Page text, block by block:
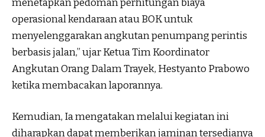
operasional kendaraan atau BOK untuk
menyelenggarakan angkutan penumpang perintis
berbasis jalan,” ujar Ketua Tim Koordinator
Angkutan Orang Dalam Trayek, Hestyanto Prabowo
ketika membacakan laporannya.
Kemudian, Ia mengatakan melalui kegiatan ini
diharapkan dapat memberikan jaminan tersedianya